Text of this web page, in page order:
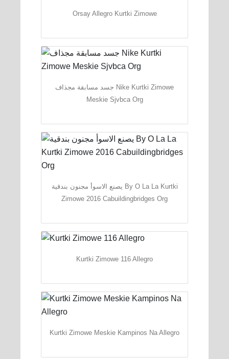
Orsay Allegro Kurtki Zimowe
جسد مسابقة مجذاف Nike Kurtki Zimowe
Meskie Sjvbca Org
يصنع الاسوأ مجنون بندقية By O La La Kurtki
Zimowe 2016 Cabuildingbridges Org
Kurtki Zimowe 116 Allegro
Kurtki Zimowe Meskie Kampinos Na Allegro